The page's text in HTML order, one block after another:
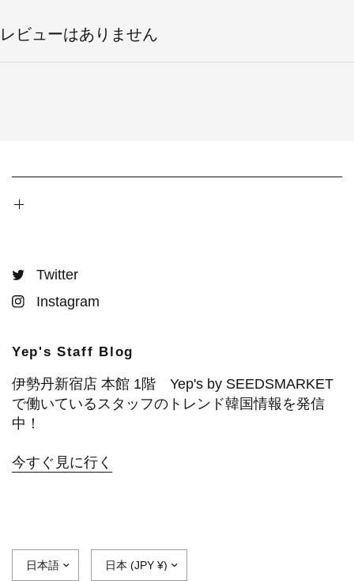
レビューはありません
Twitter
Instagram
Yep's Staff Blog
伊勢丹新宿店 本館 1階 Yep's by SEEDSMARKET
で働いているスタッフのトレンド韓国情報を発信
中！
今すぐ見に行く